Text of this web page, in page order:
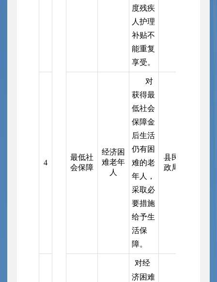
度残疾
人护理
补贴不
能重复
享受。
4
最低社
会保障
经济困
难老年
人
对
获得最
低社会
保障金
后生活
仍有困
难的老
年人，
采取必
要措施
给予生
活保
障。
县民
政局
对经
济困难